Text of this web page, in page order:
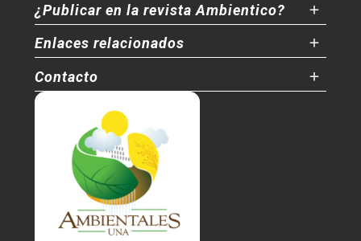
¿Publicar en la revista Ambientico?
Enlaces relacionados
Contacto